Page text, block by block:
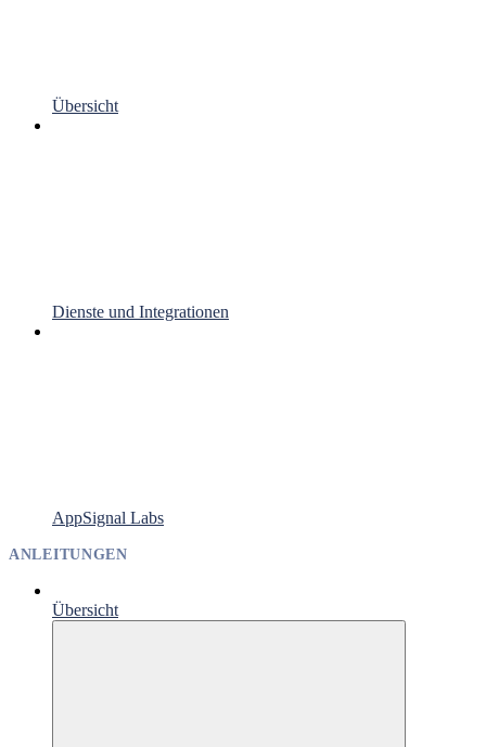
Übersicht
Dienste und Integrationen
AppSignal Labs
ANLEITUNGEN
Übersicht